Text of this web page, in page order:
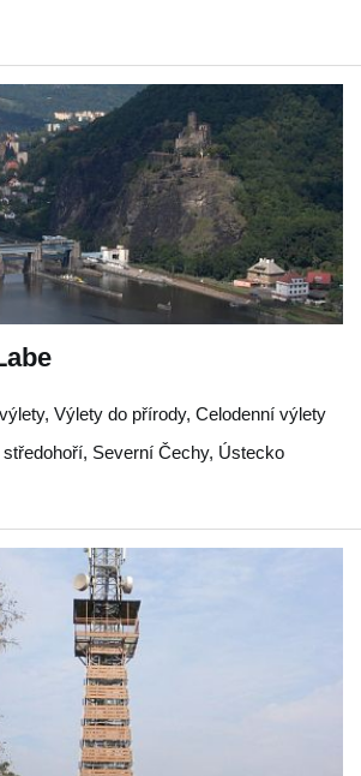
Výlety do přírody, Celodenní výlety
, Severní Čechy, Ústecko